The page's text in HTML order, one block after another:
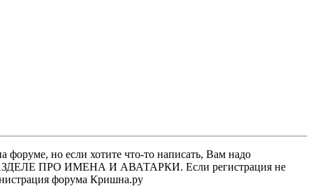
но если хотите что-то написать, Вам надо
РАЗДЕЛЕ ПРО ИМЕНА И АВАТАРКИ. Если регистрация не
форума Кришна.ру